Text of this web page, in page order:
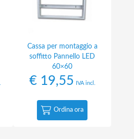
Cassa per montaggio a
soffitto Pannello LED
60×60
€19,55 IVA incl.
Ordina ora